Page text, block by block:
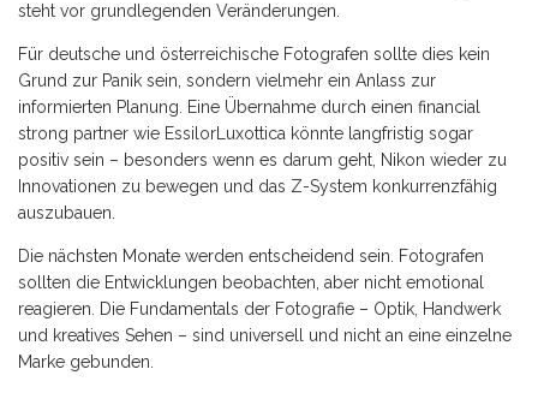
steht vor grundlegenden Veränderungen.
Für deutsche und österreichische Fotografen sollte dies kein
Grund zur Panik sein, sondern vielmehr ein Anlass zur
informierten Planung. Eine Übernahme durch einen financial
strong partner wie EssilorLuxottica könnte langfristig sogar
positiv sein – besonders wenn es darum geht, Nikon wieder zu
Innovationen zu bewegen und das Z-System konkurrenzfähig
auszubauen.
Die nächsten Monate werden entscheidend sein. Fotografen
sollten die Entwicklungen beobachten, aber nicht emotional
reagieren. Die Fundamentals der Fotografie – Optik, Handwerk
und kreatives Sehen – sind universell und nicht an eine einzelne
Marke gebunden.